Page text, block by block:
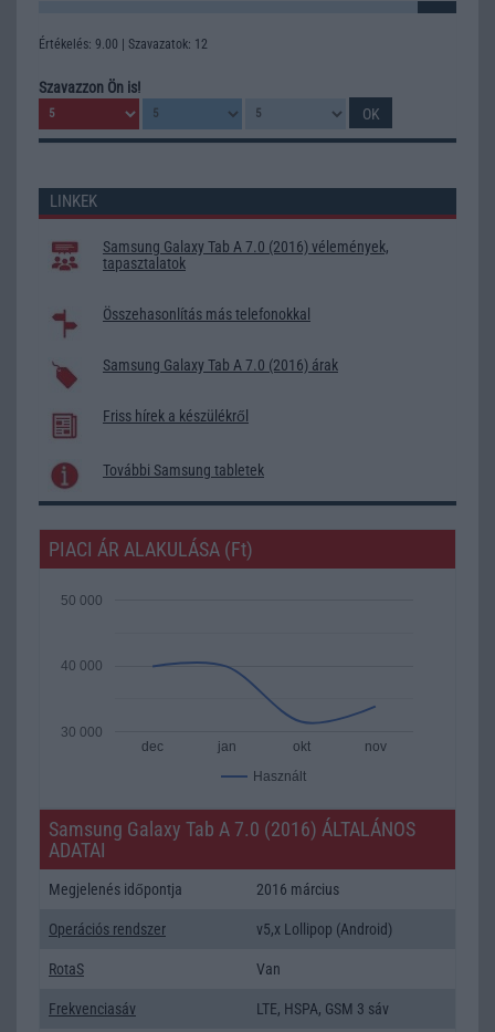
Értékelés: 9.00 | Szavazatok: 12
Szavazzon Ön is!
LINKEK
Samsung Galaxy Tab A 7.0 (2016) vélemények,
tapasztalatok
Összehasonlítás más telefonokkal
Samsung Galaxy Tab A 7.0 (2016) árak
Friss hírek a készülékről
További Samsung tabletek
PIACI ÁR ALAKULÁSA (Ft)
Használt
dec jan okt nov
30 000
40 000
50 000
Samsung Galaxy Tab A 7.0 (2016) ÁLTALÁNOS
ADATAI
Megjelenés időpontja 2016 március
Operációs rendszer v5,x Lollipop (Android)
RotaS Van
Frekvenciasáv LTE, HSPA, GSM 3 sáv